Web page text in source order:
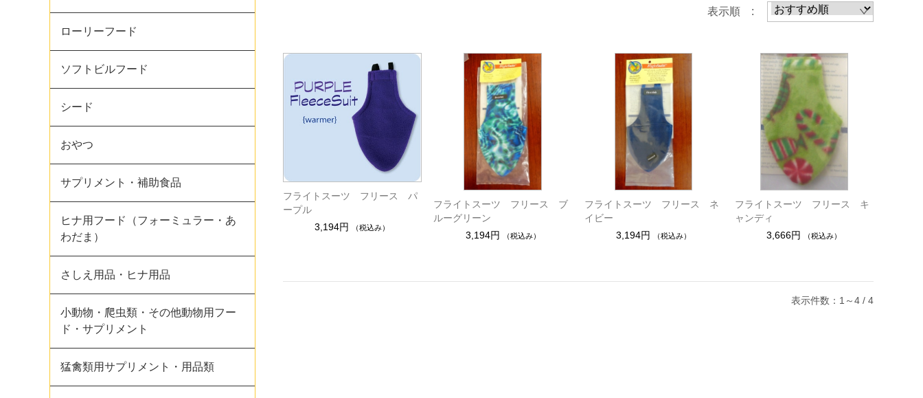
表示順 :
フライトスーツ フリース パ
ープル
3,194円
（税込み）
フライトスーツ フリース ブ
ルーグリーン
3,194円
（税込み）
フライトスーツ フリース ネ
イビー
3,194円
（税込み）
フライトスーツ フリース キ
ャンディ
3,666円
（税込み）
表示件数：1～4 / 4
ローリーフード
ソフトビルフード
シード
おやつ
サプリメント・補助食品
ヒナ用フード（フォーミュラー・あ
わだま）
さしえ用品・ヒナ用品
小動物・爬虫類・その他動物用フー
ド・サプリメント
猛禽類用サプリメント・用品類